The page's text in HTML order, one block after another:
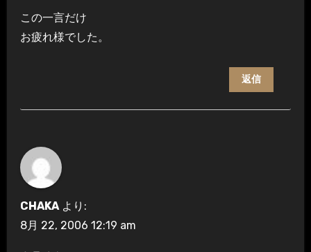
この一言だけ
お疲れ様でした。
返信
CHAKA より:
8月 22, 2006 12:19 am